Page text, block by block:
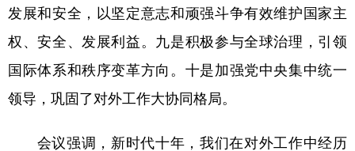
发展和安全，以坚定意志和顽强斗争有效维护国家主
权、安全、发展利益。九是积极参与全球治理，引领
国际体系和秩序变革方向。十是加强党中央集中统一
领导，巩固了对外工作大协同格局。
会议强调，新时代十年，我们在对外工作中经历